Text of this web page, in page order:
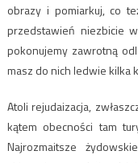
obrazy i pomiarkuj, co
przedstawień niezbicie
pokonujemy zawrotną
masz do nich ledwie kilka
Atoli rejudaizacja,
kątem obecności tam
Najrozmaitsze